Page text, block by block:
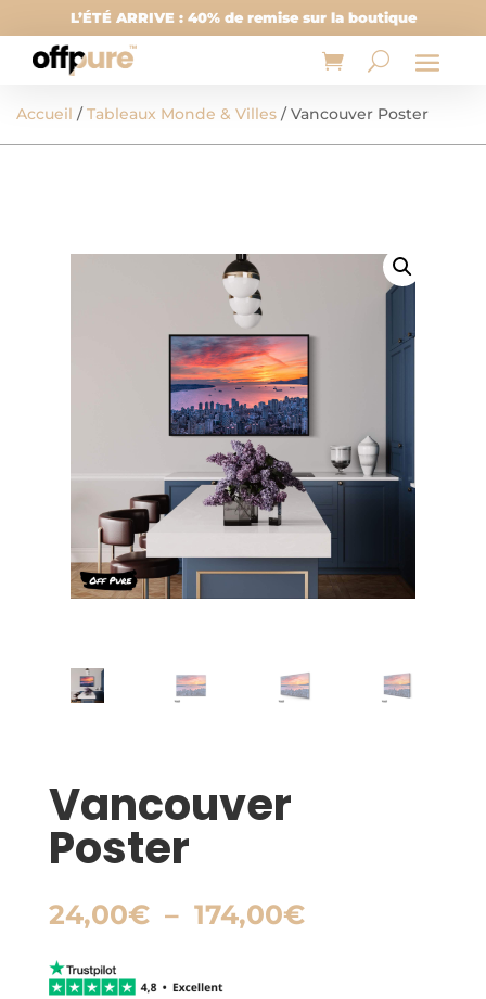
L’ÉTÉ ARRIVE : 40% de remise sur la boutique
Accueil /Tableaux Monde & Villes / Vancouver Poster
Vancouver
Poster
24,00€ – 174,00€Plage